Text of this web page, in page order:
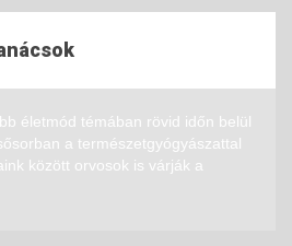
életmód témában rövid időn belül
a természetgyógyászattal
között orvosok is várják a